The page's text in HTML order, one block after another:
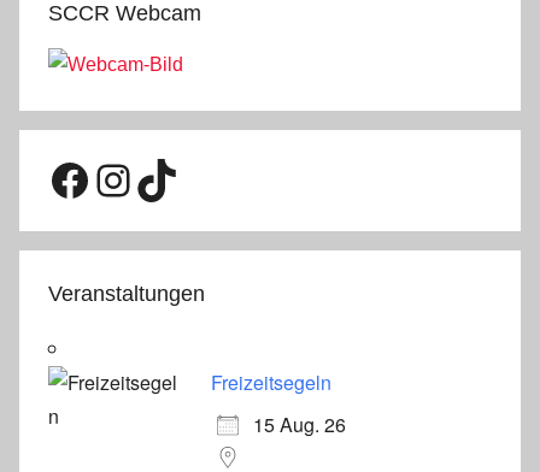
SCCR Webcam
Facebook
Instagram
TikTok
Veranstaltungen
Freizeitsegeln
15 Aug. 26